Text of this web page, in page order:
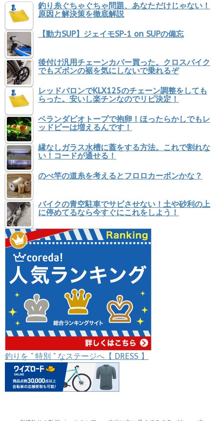
釣り糸ぐちゃぐちゃ問題、あなただけじゃない！
原因と解決策を徹底解説
【動力SUP】ジェイモSP-1 on SUPの備忘
後付け汎用チェーンカバー買った。クロスバイク
でもズボンの裾を気にしないで乗れるぞ
レッドバロンでKLX125のチェーン調整をしても
らった。安いし楽チンなのでリピ決定！
ベランダビオトープで抱卵！ほったらかしでもレ
ッドビーは増えるんです！
縁なしガラス水槽に蓋をする方法。これで割れな
い！コードが通せる！
のべ竿の道糸を考えるとフロロカーボンかな？
バイクの青空駐車でサビさせない！土や砂利の上
に停めてるなら今すぐにこれをしよう！
釣りを " 特別 " なステージへ【 DRESS 】